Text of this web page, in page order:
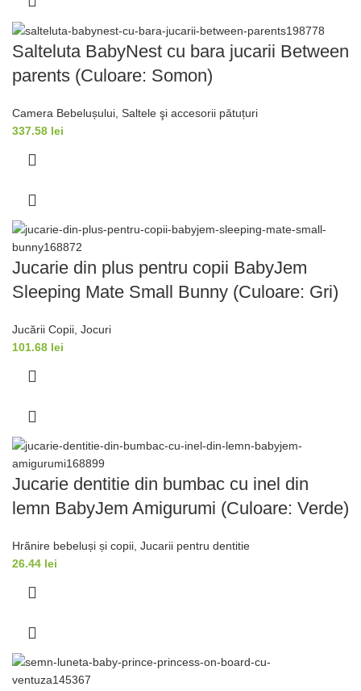
Salteluta BabyNest cu bara jucarii Between
parents (Culoare: Somon)
Camera Bebelușului, Saltele şi accesorii pǎtuțuri
337.58 lei
Jucarie din plus pentru copii BabyJem
Sleeping Mate Small Bunny (Culoare: Gri)
Jucării Copii, Jocuri
101.68 lei
Jucarie dentitie din bumbac cu inel din
lemn BabyJem Amigurumi (Culoare: Verde)
Hrănire bebeluși și copii, Jucarii pentru dentitie
26.44 lei